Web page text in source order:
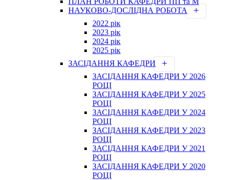
НАУКОВО-ДОСЛІДНА РОБОТА
2022 рік
2023 рік
2024 рік
2025 рік
ЗАСІДАННЯ КАФЕДРИ
ЗАСІДАННЯ КАФЕДРИ У 2026
РОЦІ
ЗАСІДАННЯ КАФЕДРИ У 2025
РОЦІ
ЗАСІДАННЯ КАФЕДРИ У 2024
РОЦІ
ЗАСІДАННЯ КАФЕДРИ У 2023
РОЦІ
ЗАСІДАННЯ КАФЕДРИ У 2021
РОЦІ
ЗАСІДАННЯ КАФЕДРИ У 2020
РОЦІ